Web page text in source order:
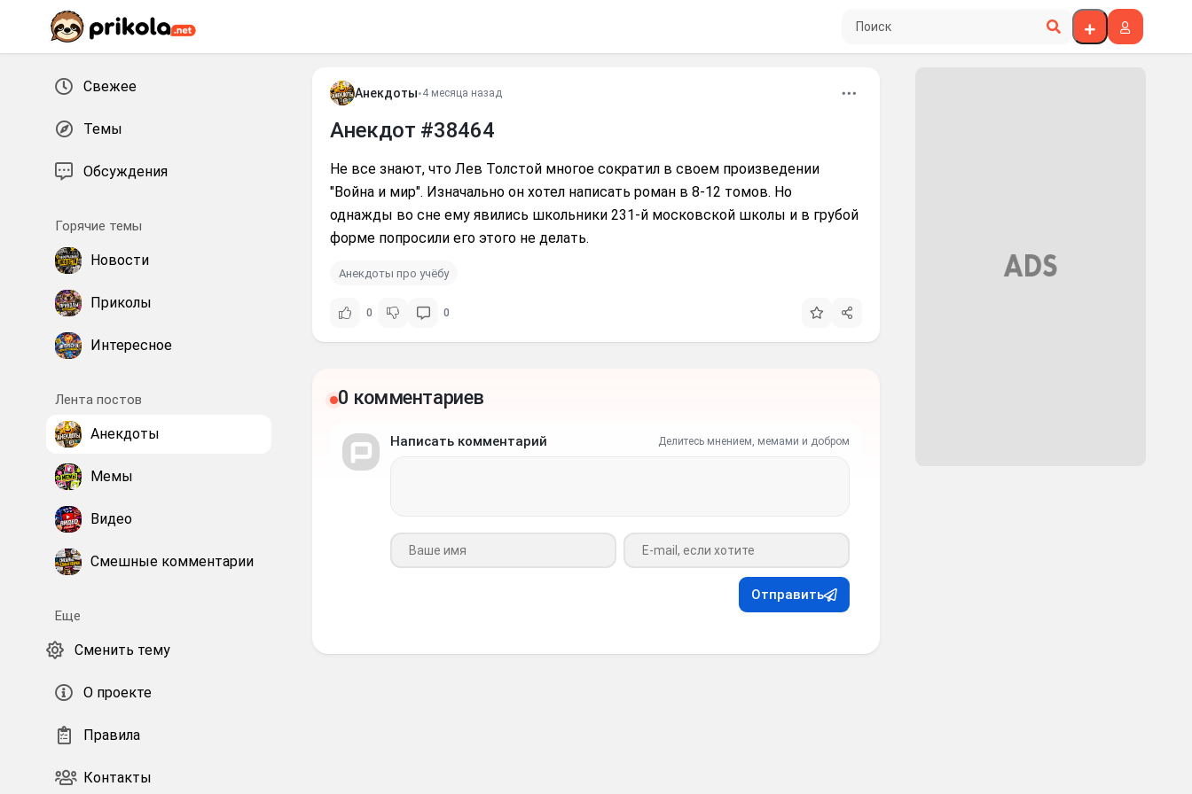
Перейти к контенту
Поиск по сайту
Свежее
Темы
Обсуждения
Горячие темы
Новости
Приколы
Интересное
Лента постов
Анекдоты
Мемы
Видео
Смешные комментарии
Еще
Сменить тему
О проекте
Правила
Контакты
Анекдоты•4 месяца назад
Анекдот #38464
Не все знают, что Лев Толстой многое сократил в своем произведении
"Война и мир". Изначально он хотел написать роман в 8-12 томов. Но
однажды во сне ему явились школьники 231-й московской школы и в грубой
форме попросили его этого не делать.
Анекдоты про учёбу
0 0
0 комментариев
Написать комментарий Делитесь мнением, мемами и добром
Ваше имя Ваш e-mail
Отправить